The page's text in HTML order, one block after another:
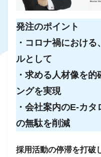
発注のポイント
・コロナ禍におけ
ルとして
・求める人材像を
ングを実現
・会社案内のE-カ
の無駄を削減
採用活動の停滞を打破